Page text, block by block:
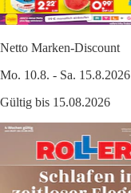
Netto Marken-Discount
Mo. 10.8. - Sa. 15.8.2026
Gültig bis 15.08.2026